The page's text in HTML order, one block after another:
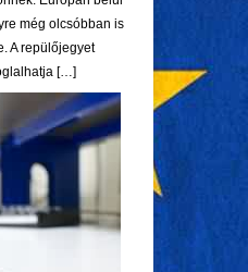
még olcsóbban is
A repülőjegyet
[…]